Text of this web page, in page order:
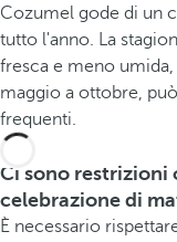
Cozumel gode di un
tutto l'anno. La
fresca e meno
maggio a ottobre,
frequenti.
Ci sono restrizioni
celebrazione di
È necessario